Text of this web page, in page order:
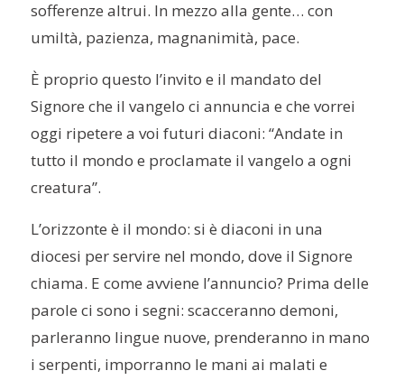
sofferenze altrui. In mezzo alla gente… con
umiltà, pazienza, magnanimità, pace.
È proprio questo l’invito e il mandato del
Signore che il vangelo ci annuncia e che vorrei
oggi ripetere a voi futuri diaconi: “Andate in
tutto il mondo e proclamate il vangelo a ogni
creatura”.
L’orizzonte è il mondo: si è diaconi in una
diocesi per servire nel mondo, dove il Signore
chiama. E come avviene l’annuncio? Prima delle
parole ci sono i segni: scacceranno demoni,
parleranno lingue nuove, prenderanno in mano
i serpenti, imporranno le mani ai malati e